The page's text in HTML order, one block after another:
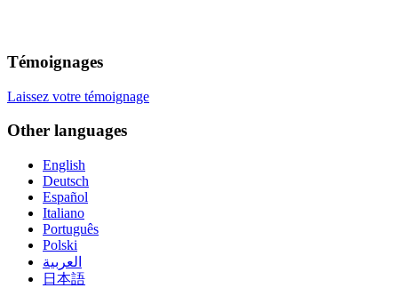
Témoignages
Laissez votre témoignage
Other languages
English
Deutsch
Español
Italiano
Português
Polski
العربية
日本語